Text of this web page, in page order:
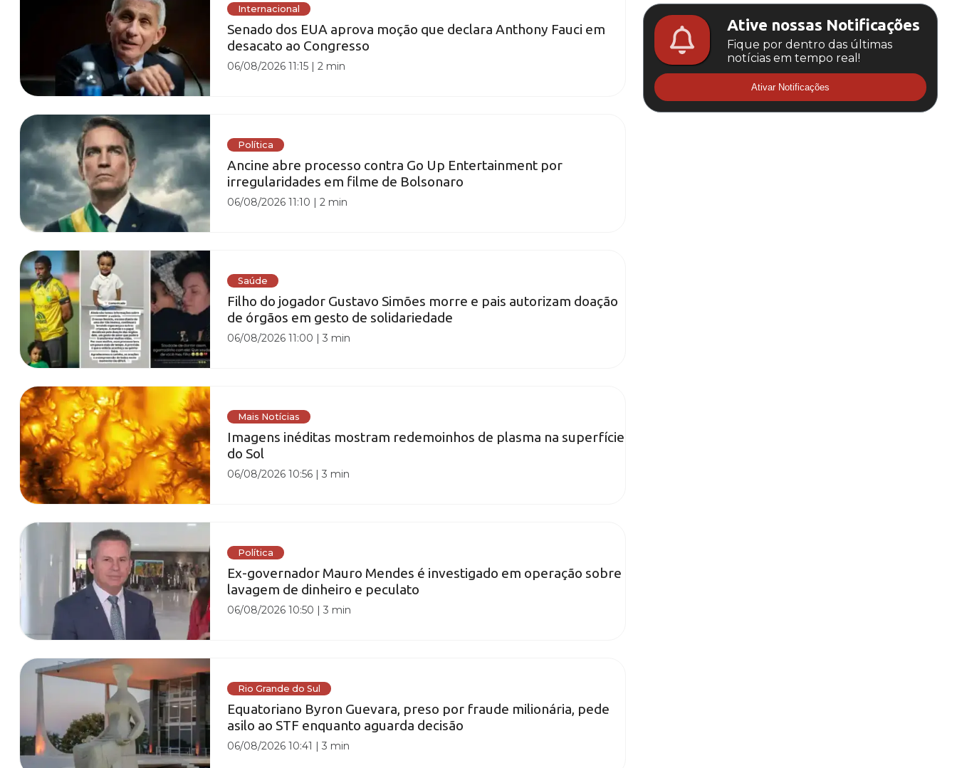
Internacional
Senado dos EUA aprova moção que declara Anthony Fauci em
desacato ao Congresso
06/08/2026 11:15 |2 min
Política
Ancine abre processo contra Go Up Entertainment por
irregularidades em filme de Bolsonaro
06/08/2026 11:10 |2 min
Saúde
Filho do jogador Gustavo Simões morre e pais autorizam doação
de órgãos em gesto de solidariedade
06/08/2026 11:00 |3 min
Mais Notícias
Imagens inéditas mostram redemoinhos de plasma na superfície
do Sol
06/08/2026 10:56 |3 min
Política
Ex-governador Mauro Mendes é investigado em operação sobre
lavagem de dinheiro e peculato
06/08/2026 10:50 |3 min
Rio Grande do Sul
Equatoriano Byron Guevara, preso por fraude milionária, pede
asilo ao STF enquanto aguarda decisão
06/08/2026 10:41 |3 min
Ative nossas Notificações
Fique por dentro das últimas
notícias em tempo real!
Ativar Notificações